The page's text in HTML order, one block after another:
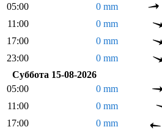
05:00
0 mm
11:00
0 mm
17:00
0 mm
23:00
0 mm
Суббота 15-08-2026
05:00
0 mm
11:00
0 mm
17:00
0 mm